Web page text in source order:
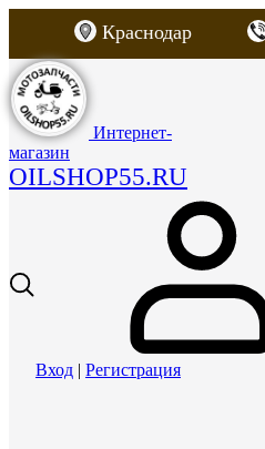
Краснодар
Интернет-
магазин
OILSHOP55.RU
Вход | Регистрация